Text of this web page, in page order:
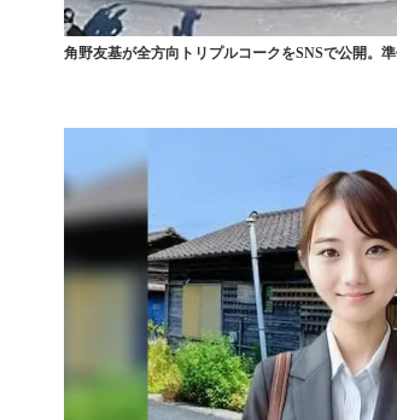
角野友基が全方向トリプルコークをSNSで公開。